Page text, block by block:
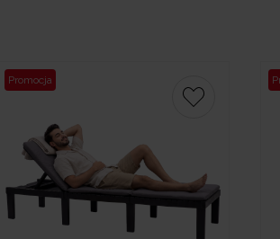
Promocja